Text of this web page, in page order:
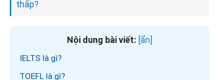
thấp?
Nội dung bài viết:
IELTS là gì?
TOEFL là gì?